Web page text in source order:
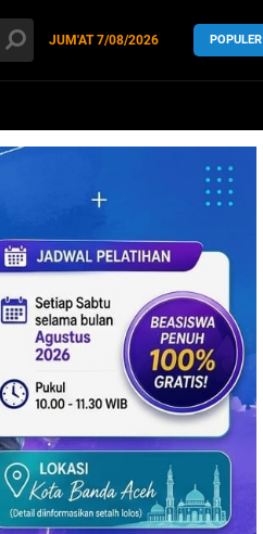
JUM'AT7/08/2026 POPULER